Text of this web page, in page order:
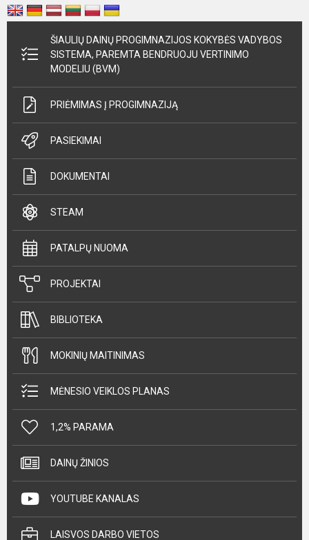
ŠIAULIŲ DAINŲ PROGIMNAZIJOS KOKYBĖS VADYBOS
SISTEMA, PAREMTA BENDRUOJU VERTINIMO
MODELIU (BVM)
PRIĖMIMAS Į PROGIMNAZIJĄ
PASIEKIMAI
DOKUMENTAI
STEAM
PATALPŲ NUOMA
PROJEKTAI
BIBLIOTEKA
MOKINIŲ MAITINIMAS
MĖNESIO VEIKLOS PLANAS
1,2% PARAMA
DAINŲ ŽINIOS
YOUTUBE KANALAS
LAISVOS DARBO VIETOS